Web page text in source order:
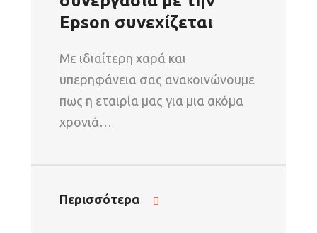
Epson συνεχίζεται
Με ιδιαίτερη χαρά και
υπερηφάνεια σας ανακοινώνουμε
πως η εταιρία μας για μια ακόμα
χρονιά…
Περισσότερα